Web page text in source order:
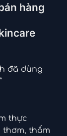
hàng
đã dùng
thực
thơm, thấm